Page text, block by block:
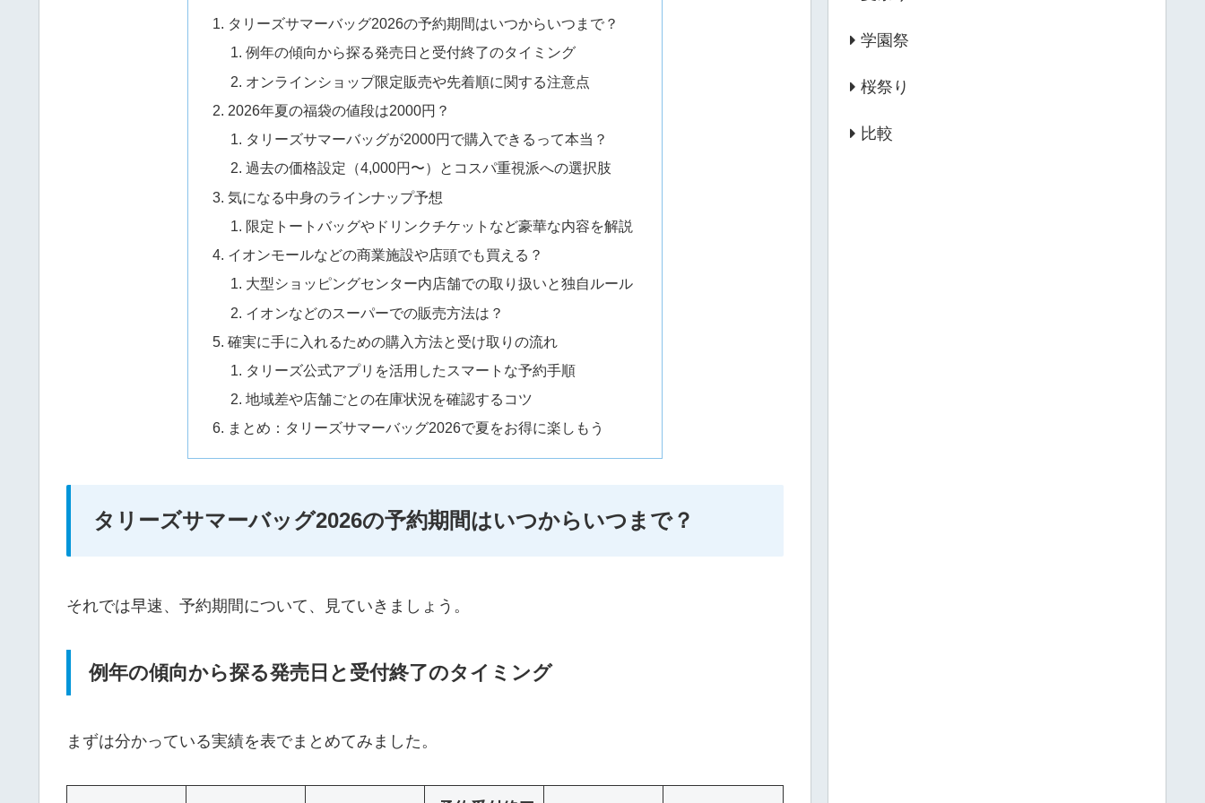
タリーズサマーバッグ2026の予約期間はいつからいつまで？
例年の傾向から探る発売日と受付終了のタイミング
オンラインショップ限定販売や先着順に関する注意点
2026年夏の福袋の値段は2000円？
タリーズサマーバッグが2000円で購入できるって本当？
過去の価格設定（4,000円〜）とコスパ重視派への選択肢
気になる中身のラインナップ予想
限定トートバッグやドリンクチケットなど豪華な内容を解説
イオンモールなどの商業施設や店頭でも買える？
大型ショッピングセンター内店舗での取り扱いと独自ルール
イオンなどのスーパーでの販売方法は？
確実に手に入れるための購入方法と受け取りの流れ
タリーズ公式アプリを活用したスマートな予約手順
地域差や店舗ごとの在庫状況を確認するコツ
まとめ：タリーズサマーバッグ2026で夏をお得に楽しもう
タリーズサマーバッグ2026の予約期間はいつからいつまで？
それでは早速、予約期間について、見ていきましょう。
例年の傾向から探る発売日と受付終了のタイミング
まずは分かっている実績を表でまとめてみました。
学園祭
桜祭り
比較